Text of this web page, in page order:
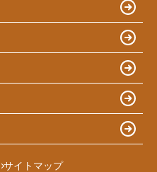
サイトマップ